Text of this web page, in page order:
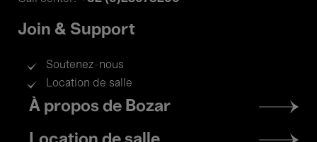
Join & Support
Soutenez-nous
Location de salle
Footer
menu
À propos de Bozar